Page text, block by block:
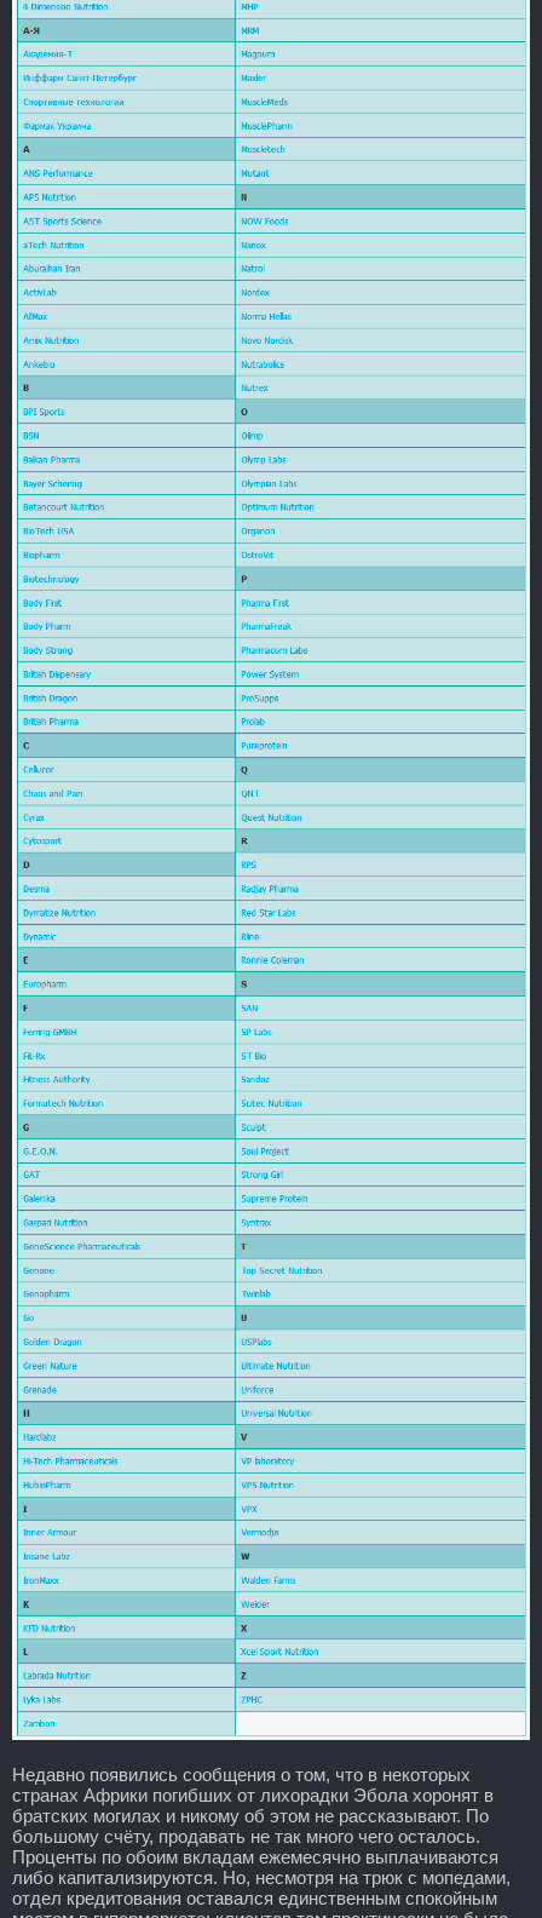
Недавно появились сообщения о том, что в некоторых
странах Африки погибших от лихорадки Эбола хоронят в
братских могилах и никому об этом не рассказывают. По
большому счёту, продавать не так много чего осталось.
Проценты по обоим вкладам ежемесячно выплачиваются
либо капитализируются. Но, несмотря на трюк с мопедами,
отдел кредитования оставался единственным спокойным